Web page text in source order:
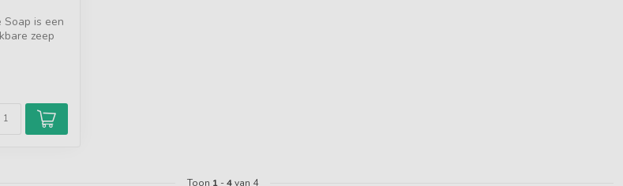
Soap is een
zeep
Toon 1 -4van 4